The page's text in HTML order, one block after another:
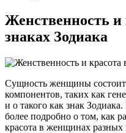
Женственность и
знаках Зодиака
Сущность женщины состоит
компонентов, таких как
и о такого как знак
более подробно о том, как
красота в женщинах